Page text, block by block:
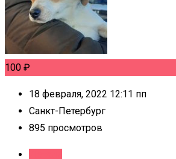
100 ₽
18 февраля, 2022 12:11 пп
Санкт-Петербург
895 просмотров